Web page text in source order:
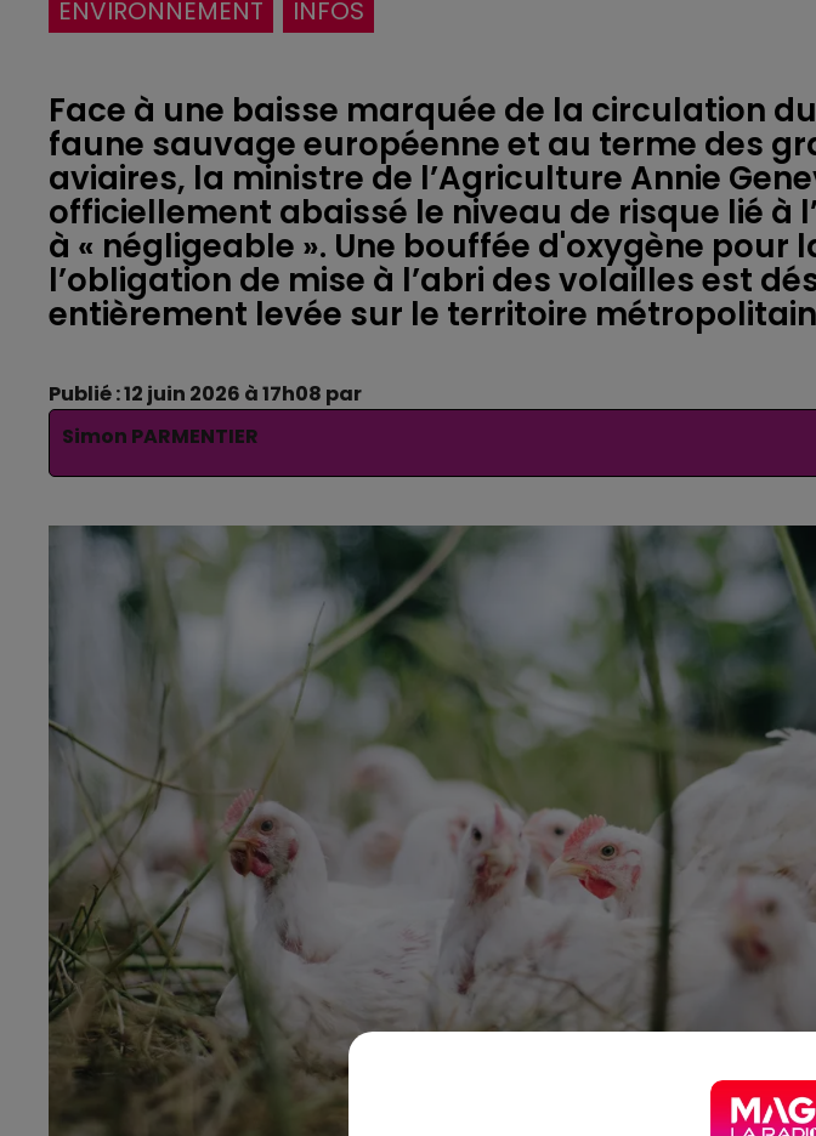
ENVIRONNEMENT INFOS
Face à une baisse marquée de la circulation
faune sauvage européenne et au terme des
aviaires, la ministre de l’Agriculture Annie
officiellement abaissé le niveau de risque lié à
à « négligeable ». Une bouffée d'oxygène pour
l’obligation de mise à l’abri des volailles est
entièrement levée sur le territoire
Publié : 12 juin 2026 à 17h08 par
Simon PARMENTIER